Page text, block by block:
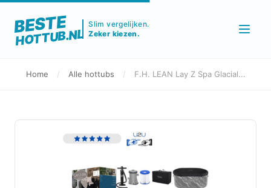
BESTE
HOTTUB.NL
Slim vergelijken.
Zeker kiezen.
Home / Alle hottubs / F.H. LEAN Lay Z Spa Glacial...